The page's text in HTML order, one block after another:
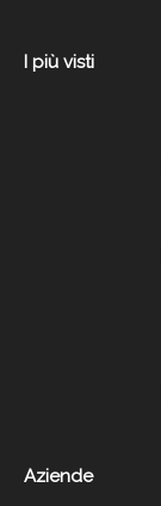
I più visti
Aziende